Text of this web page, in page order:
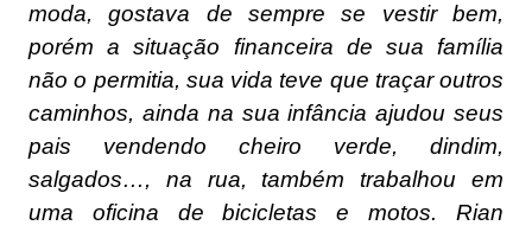
moda, gostava de sempre se vestir bem,
porém a situação financeira de sua família
não o permitia, sua vida teve que traçar outros
caminhos, ainda na sua infância ajudou seus
pais vendendo cheiro verde, dindim,
salgados…, na rua, também trabalhou em
uma oficina de bicicletas e motos. Rian